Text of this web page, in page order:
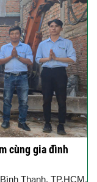
cùng gia đình
Thạnh, TP.HCM,